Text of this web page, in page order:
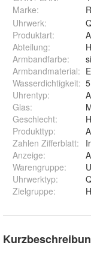
Marke:
Uhrwerk:
Produktart:
Abteilung:
Armbandfarbe:
Armbandmaterial:
Wasserdichtigkeit:
Uhrentyp:
Glas:
Geschlecht:
Produkttyp:
Zahlen Zifferblatt:
Anzeige:
Warengruppe:
Uhrwerktyp:
Zielgruppe: